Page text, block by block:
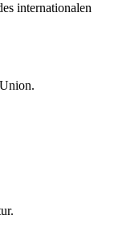
internationalen